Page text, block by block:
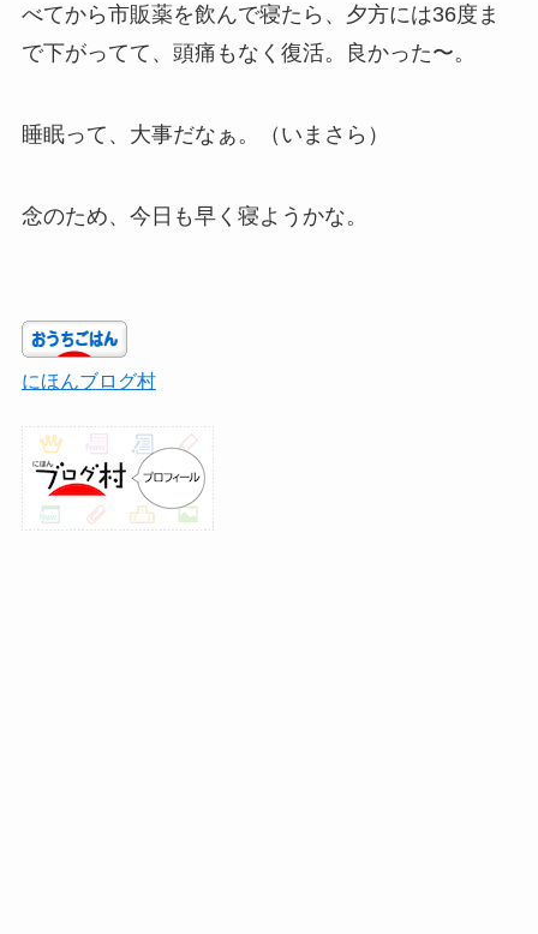
べてから市販薬を飲んで寝たら、夕方には36度ま
で下がってて、頭痛もなく復活。良かった〜。
睡眠って、大事だなぁ。（いまさら）
念のため、今日も早く寝ようかな。
にほんブログ村